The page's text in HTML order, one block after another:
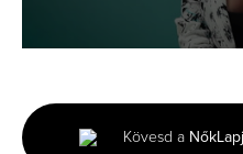
minutes,
0
Kövesd a